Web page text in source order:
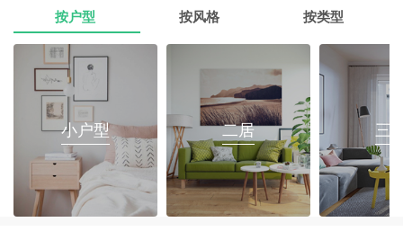
郭先生 榕城区消防路口135平套房装修 8万以上
朱小姐 8万以上
伊小姐 180平和盛花园设计装修 8万以上
董先生 万泰城4室2厅 202平 8万以上
葛小姐 榕城区榕江一品3室2厅1卫 8万以上
按户型 按风格 按类型
小户型 二居 三